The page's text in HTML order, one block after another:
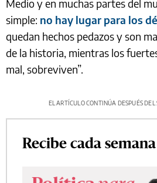
Medio y en muchas partes del
simple: no hay lugar para los
quedan hechos pedazos y son
de la historia, mientras los
mal, sobreviven”.
EL ARTÍCULO CONTINÚA DESPUÉS
Recibe cada